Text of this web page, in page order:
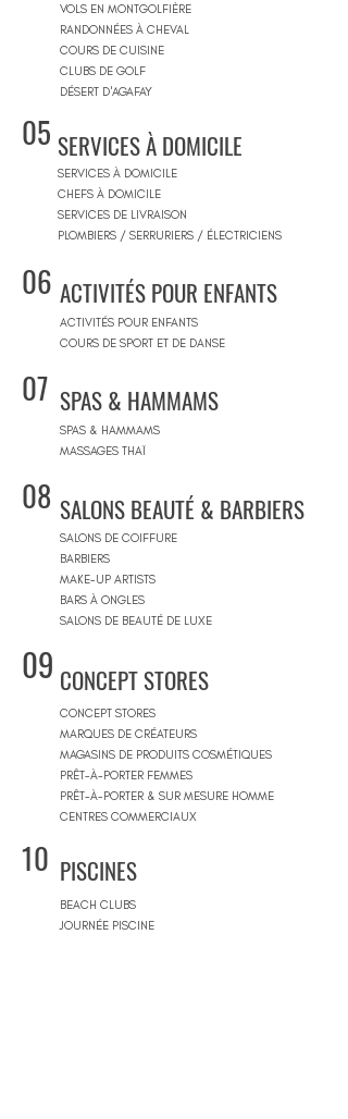
VOLS EN MONTGOLFIÈRE
RANDONNÉES À CHEVAL
COURS DE CUISINE
CLUBS DE GOLF
DÉSERT D'AGAFAY
05 SERVICES À DOMICILE
SERVICES À DOMICILE
CHEFS À DOMICILE
SERVICES DE LIVRAISON
PLOMBIERS / SERRURIERS / ÉLECTRICIENS
06 ACTIVITÉS POUR ENFANTS
ACTIVITÉS POUR ENFANTS
COURS DE SPORT ET DE DANSE
07 SPAS & HAMMAMS
SPAS & HAMMAMS
MASSAGES THAÏ
08 SALONS BEAUTÉ & BARBIERS
SALONS DE COIFFURE
BARBIERS
MAKE-UP ARTISTS
BARS À ONGLES
SALONS DE BEAUTÉ DE LUXE
09 CONCEPT STORES
CONCEPT STORES
MARQUES DE CRÉATEURS
MAGASINS DE PRODUITS COSMÉTIQUES
PRÊT-À-PORTER FEMMES
PRÊT-À-PORTER & SUR MESURE HOMME
CENTRES COMMERCIAUX
10 PISCINES
BEACH CLUBS
JOURNÉE PISCINE